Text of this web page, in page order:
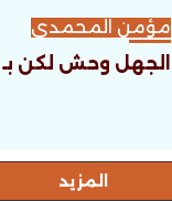
مؤمن المحمدى
الجهل وحش لكن
اﻟﻤﺰﻳﺪ